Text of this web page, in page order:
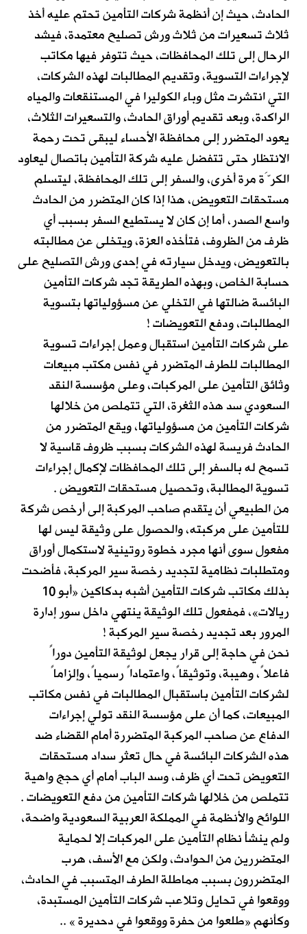
الحادث، حيث إن أنظمة شركات التأمين تحتم عليه أخذ
ثلاث تسعيرات من ثلاث ورش تصليح معتمدة، فيشد
الرحال إلى تلك المحافظات، حيث تتوفر فيها مكاتب
لإجراءات التسوية، وتقديم المطالبات لهذه الشركات،
التي انتشرت مثل وباء الكوليرا في المستنقعات والمياه
الراكدة، وبعد تقديم أوراق الحادث، والتسعيرات الثلاث،
يعود المتضرر إلى محافظة الأحساء ليبقى تحت رحمة
الانتظار حتى تتفضل عليه شركة التأمين باتصال ليعاود
الكرَّة مرة أخرى، والسفر إلى تلك المحافظة، ليتسلم
مستحقات التعويض، هذا إذا كان المتضرر من الحادث
واسع الصدر، أما إن كان لا يستطيع السفر بسبب أي
ظرف من الظروف، فتأخذه العزة، ويتخلى عن مطالبته
بالتعويض، ويدخل سيارته في إحدى ورش التصليح على
حسابة الخاص، وبهذه الطريقة تجد شركات التأمين
البائسة ضالتها في التخلي عن مسؤولياتها بتسوية
المطالبات، ودفع التعويضات !
على شركات التأمين استقبال وعمل إجراءات تسوية
المطالبات للطرف المتضرر في نفس مكتب مبيعات
وثائق التأمين على المركبات، وعلى مؤسسة النقد
السعودي سد هذه الثغرة، التي تتملص من خلالها
شركات التأمين من مسؤولياتها، ويقع المتضرر من
الحادث فريسة لهذه الشركات بسبب ظروف قاسية لا
تسمح له بالسفر إلى تلك المحافظات لإكمال إجراءات
تسوية المطالبة، وتحصيل مستحقات التعويض .
من الطبيعي أن يتقدم صاحب المركبة إلى أرخص شركة
للتأمين على مركبته، والحصول على وثيقة ليس لها
مفعول سوى أنها مجرد خطوة روتينية لاستكمال أوراق
ومتطلبات نظامية لتجديد رخصة سير المركبة، فأضحت
بذلك مكاتب شركات التأمين أشبه بدكاكين «أبو 10
ريالات»، فمفعول تلك الوثيقة ينتهي داخل سور إدارة
المرور بعد تجديد رخصة سير المركبة !
نحن في حاجة إلى قرار يجعل لوثيقة التأمين دوراً
فاعلاً، وهيبة، وتوثيقاً، واعتماداً رسمياً، وإلزاماً
لشركات التأمين باستقبال المطالبات في نفس مكاتب
المبيعات، كما أن على مؤسسة النقد تولي إجراءات
الدفاع عن صاحب المركبة المتضررة أمام القضاء ضد
هذه الشركات البائسة في حال تعثر سداد مستحقات
التعويض تحت أي ظرف، وسد الباب أمام أي حجج واهية
تتملص من خلالها شركات التأمين من دفع التعويضات .
اللوائح والأنظمة في المملكة العربية السعودية واضحة،
ولم ينشأ نظام التأمين على المركبات إلا لحماية
المتضررين من الحوادث، ولكن مع الأسف، هرب
المتضررون بسبب مماطلة الطرف المتسبب في الحادث،
ووقعوا في تحايل وتلاعب شركات التأمين المستبدة،
وكأنهم «طلعوا من حفرة ووقعوا في دحديرة » ..